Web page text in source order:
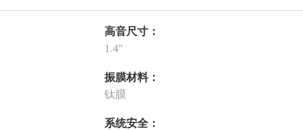
高音尺寸：
1.4"
振膜材料：
钛膜
系统安全：